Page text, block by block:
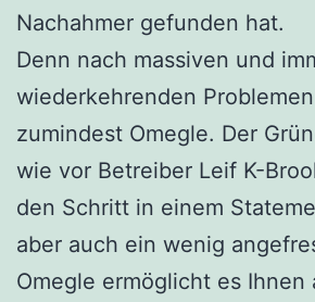
Nachahmer gefunden hat.
Denn nach massiven und
wiederkehrenden
zumindest Omegle. Der
wie vor Betreiber Leif K-
den Schritt in einem
aber auch ein wenig
Omegle ermöglicht es Ihnen